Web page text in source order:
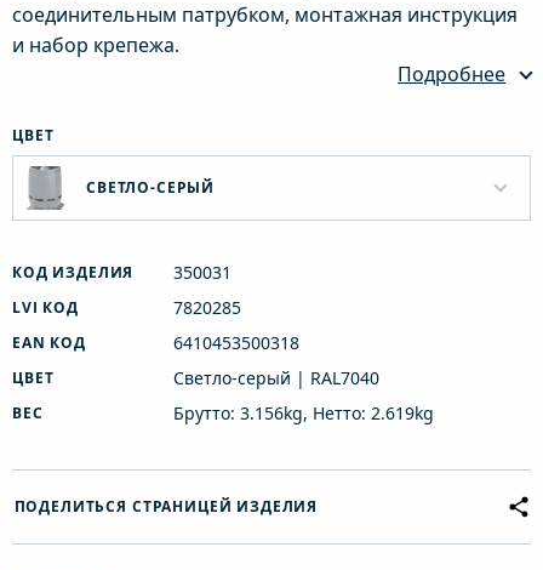
соединительным патрубком, монтажная инструкция
и набор крепежа.
Подробнее
ЦВЕТ
СВЕТЛО-СЕРЫЙ
КОД ИЗДЕЛИЯ 350031
LVI КОД 7820285
EAN КОД 6410453500318
ЦВЕТ Светло-серый | RAL7040
ВЕС Брутто: 3.156kg, Нетто: 2.619kg
ПОДЕЛИТЬСЯ СТРАНИЦЕЙ ИЗДЕЛИЯ